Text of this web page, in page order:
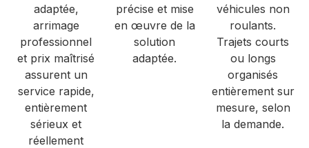
adaptée,
arrimage
professionnel
et prix maîtrisé
assurent un
service rapide,
entièrement
sérieux et
réellement
précise et mise
en œuvre de la
solution
adaptée.
véhicules non
roulants.
Trajets courts
ou longs
organisés
entièrement sur
mesure, selon
la demande.